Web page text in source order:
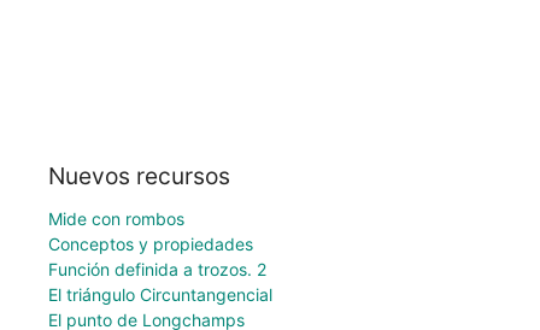
Nuevos recursos
Mide con rombos
Conceptos y propiedades
Función definida a trozos. 2
El triángulo Circuntangencial
El punto de Longchamps